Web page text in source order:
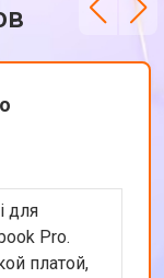
для
Pro.
платой,